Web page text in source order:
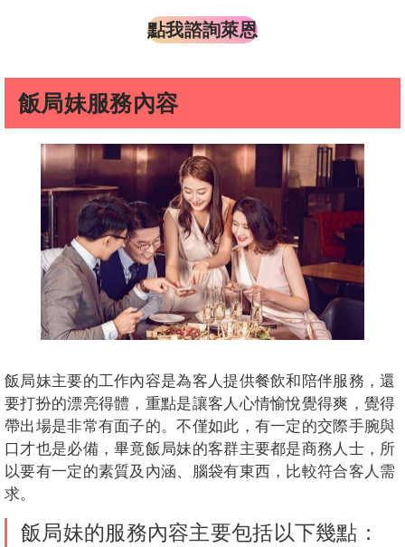
點我諮詢萊恩
飯局妹服務內容
飯局妹主要的工作內容是為客人提供餐飲和陪伴服務，還
要打扮的漂亮得體，重點是讓客人心情愉悅覺得爽，覺得
帶出場是非常有面子的。不僅如此，有一定的交際手腕與
口才也是必備，畢竟飯局妹的客群主要都是商務人士，所
以要有一定的素質及內涵、腦袋有東西，比較符合客人需
求。
飯局妹的服務內容主要包括以下幾點：